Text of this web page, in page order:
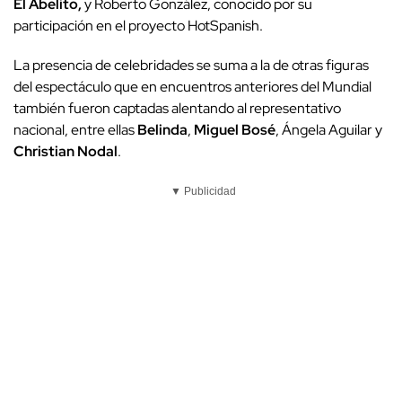
El Abelito,yRoberto González, conocido por su
participación en el proyecto HotSpanish.
La presencia de celebridades se suma a la de otras figuras
del espectáculo que en encuentros anteriores del Mundial
también fueron captadas alentando al representativo
nacional, entre ellasBelinda, Miguel Bosé, Ángela Aguilar y
Christian Nodal.
▼ Publicidad